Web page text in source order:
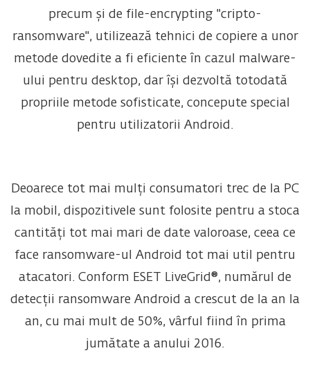
precum și de file-encrypting "cripto-
ransomware", utilizează tehnici de copiere a unor
metode dovedite a fi eficiente în cazul malware-
ului pentru desktop, dar își dezvoltă totodată
propriile metode sofisticate, concepute special
pentru utilizatorii Android.
Deoarece tot mai mulți consumatori trec de la PC
la mobil, dispozitivele sunt folosite pentru a stoca
cantități tot mai mari de date valoroase, ceea ce
face ransomware-ul Android tot mai util pentru
atacatori. Conform ESET LiveGrid®, numărul de
detecții ransomware Android a crescut de la an la
an, cu mai mult de 50%, vârful fiind în prima
jumătate a anului 2016.